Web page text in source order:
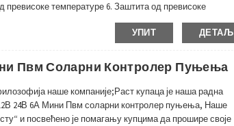
температуре 6. Заштита од превисоке
регулатора температуре Детаљи: • Технологија
УПИТ ДЕТАЉ
Пвм Соларни Контролер Пуњења
наше компаније;Раст купаца је наша радна
24В 6А Мини Пвм соларни контролер пуњења, Наше
и посвећено је помагању купцима да прошире своје